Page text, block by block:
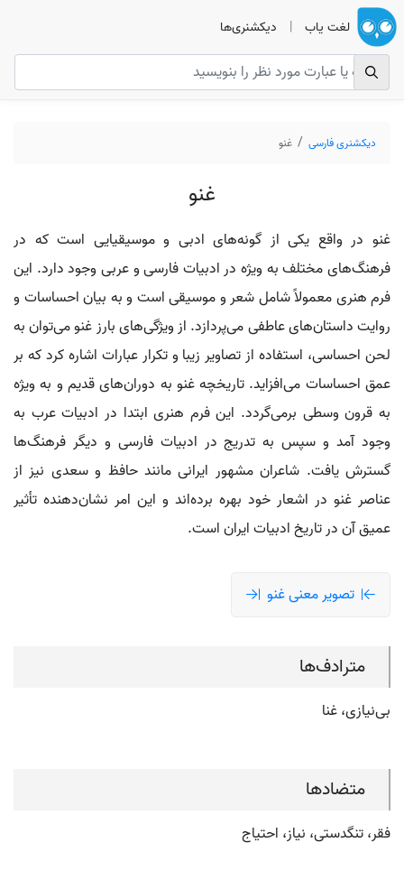
لغت یاب | دیکشنری‌ها
دیکشنری فارسی غنو
غنو
غنو در واقع یکی از گونه‌های ادبی و موسیقیایی است که در
فرهنگ‌های مختلف به ویژه در ادبیات فارسی و عربی وجود دارد. این
فرم هنری معمولاً شامل شعر و موسیقی است و به بیان احساسات و
روایت داستان‌های عاطفی می‌پردازد. از ویژگی‌های بارز غنو می‌توان به
لحن احساسی، استفاده از تصاویر زیبا و تکرار عبارات اشاره کرد که بر
عمق احساسات می‌افزاید. تاریخچه غنو به دوران‌های قدیم و به ویژه
به قرون وسطی برمی‌گردد. این فرم هنری ابتدا در ادبیات عرب به
وجود آمد و سپس به تدریج در ادبیات فارسی و دیگر فرهنگ‌ها
گسترش یافت. شاعران مشهور ایرانی مانند حافظ و سعدی نیز از
عناصر غنو در اشعار خود بهره برده‌اند و این امر نشان‌دهنده تأثیر
عمیق آن در تاریخ ادبیات ایران است.
تصویر معنی غنو
مترادف‌ها
بی‌نیازی، غنا
متضادها
فقر، تنگدستی، نیاز، احتیاج